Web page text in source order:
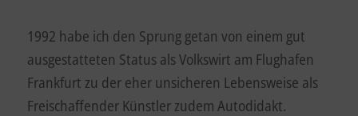
1992 habe ich den Sprung getan von einem gut
ausgestatteten Status als Volkswirt am Flughafen
Frankfurt zu der eher unsicheren Lebensweise als
Freischaffender Künstler zudem Autodidakt.